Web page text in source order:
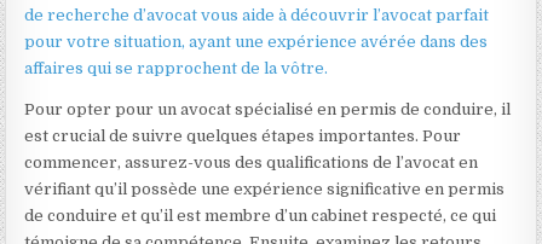
de recherche d’avocat vous aide à découvrir l’avocat parfait
pour votre situation, ayant une expérience avérée dans des
affaires qui se rapprochent de la vôtre.
Pour opter pour un avocat spécialisé en permis de conduire, il
est crucial de suivre quelques étapes importantes. Pour
commencer, assurez-vous des qualifications de l’avocat en
vérifiant qu’il possède une expérience significative en permis
de conduire et qu’il est membre d’un cabinet respecté, ce qui